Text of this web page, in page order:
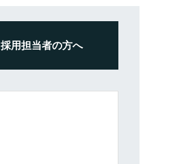
採用担当者の方へ